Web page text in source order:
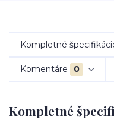
Kompletné
Komentáre 0
Kompletné